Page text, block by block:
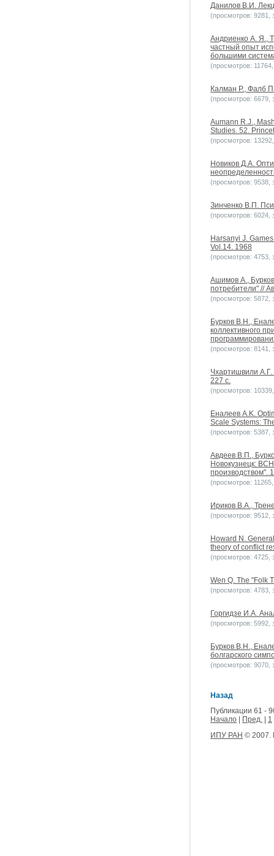
Данилов В.И.
(просмотров: 9281,
Андриенко А. Я.,
частный опыт
большими
(просмотров:
Калман Р., Фалб
(просмотров: 6679,
Aumann R.J.,
Studies. 52.
(просмотров:
Новиков Д.А.
(просмотров: 9538,
Зинченко В.П.
(просмотров: 6024,
Harsanyi J.
Vol.14. 1968
(просмотров: 4753,
Ашимов А.,
потребители" //
(просмотров: 5872,
Бурков B.H.,
коллективного
(просмотров: 8141,
Чхартишвили
227 с.
(просмотров:
Еналеев A.K.
Scale Systems:
(просмотров: 5387,
Авдеев В.П.,
Новокузнецк:
производством".
(просмотров:
Ириков В.А.,
(просмотров: 9512,
Howard N.
theory of conflict
(просмотров: 4725,
Wen Q. The "Folk
(просмотров: 4783,
Горгидзе И.A.
(просмотров: 5992,
Бурков B.H.,
болгарского
(просмотров: 9070,
Назад
Публикации 61 -
Начало
Пред.
1
ИПУ РАН © 2007.